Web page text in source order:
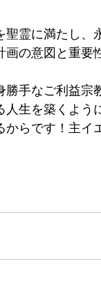
聖霊に満たし、
の意図と重要
勝手なご利益宗
人生を築くよう
らです！主イ